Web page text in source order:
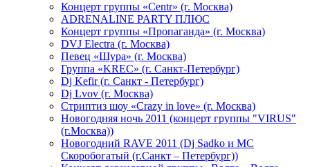
Концерт группы «Centr» (г. Москва)
ADRENALINE PARTY ПЛЮС
Концерт группы «Пропаганда» (г. Москва)
DVJ Electra (г. Москва)
Певец «Шура» (г. Москва)
Группа «KREC» (г. Санкт-Петербург)
Dj Kefir (г. Санкт - Петербург)
Dj Lvov (г. Москва)
Стриптиз шоу «Crazy in love» (г. Москва)
Новогодняя ночь 2011 (концерт группы "VIRUS"
(г.Москва))
Новогодний RAVE 2011 (Dj Sadko и MC
Скоробогатый (г.Санкт – Петербург))